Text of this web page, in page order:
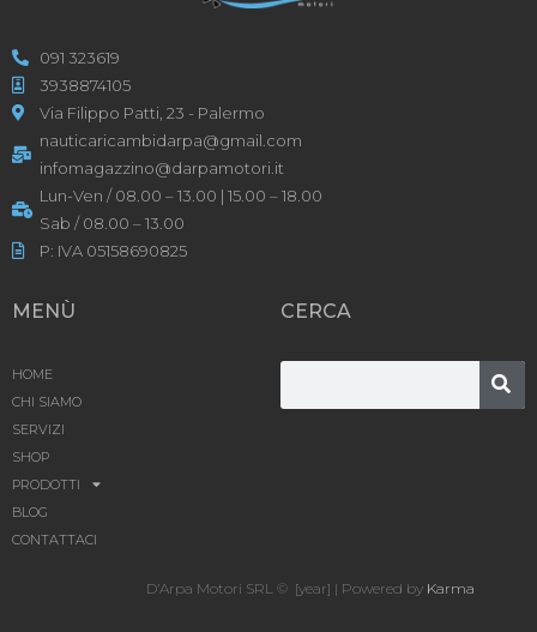
091 323619
3938874105
Via Filippo Patti, 23 - Palermo
nauticaricambidarpa@gmail.com
infomagazzino@darpamotori.it
Lun-Ven / 08.00 – 13.00 | 15.00 – 18.00
Sab / 08.00 – 13.00
P: IVA 05158690825
MENÙ
HOME
CHI SIAMO
SERVIZI
SHOP
PRODOTTI
BLOG
CONTATTACI
CERCA
D’Arpa Motori SRL © [year] | Powered by Karma